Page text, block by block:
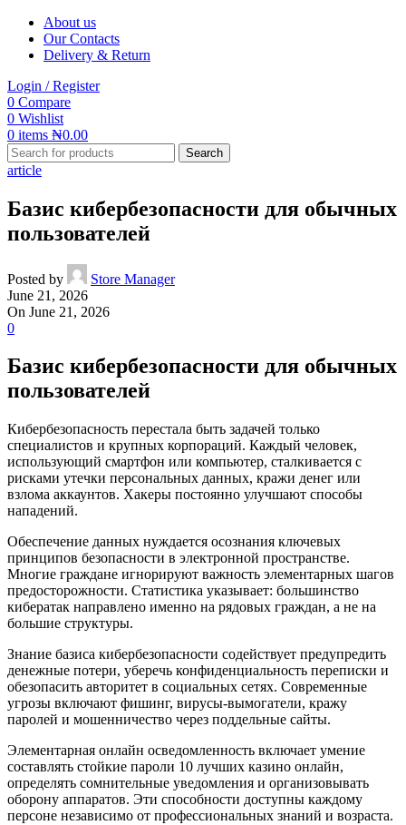
About us
Our Contacts
Delivery & Return
Login / Register
0 Compare
0 Wishlist
0 items ₦0.00
Search
article
Базис кибербезопасности для обычных
пользователей
Posted by
Store Manager
June 21, 2026
On June 21, 2026
0
Базис кибербезопасности для обычных
пользователей
Кибербезопасность перестала быть задачей только
специалистов и крупных корпораций. Каждый человек,
использующий смартфон или компьютер, сталкивается с
рисками утечки персональных данных, кражи денег или
взлома аккаунтов. Хакеры постоянно улучшают способы
нападений.
Обеспечение данных нуждается осознания ключевых
принципов безопасности в электронной пространстве.
Многие граждане игнорируют важность элементарных шагов
предосторожности. Статистика указывает: большинство
кибератак направлено именно на рядовых граждан, а не на
большие структуры.
Знание базиса кибербезопасности содействует предупредить
денежные потери, уберечь конфиденциальность переписки и
обезопасить авторитет в социальных сетях. Современные
угрозы включают фишинг, вирусы-вымогатели, кражу
паролей и мошенничество через поддельные сайты.
Элементарная онлайн осведомленность включает умение
составлять стойкие пароли 10 лучших казино онлайн,
определять сомнительные уведомления и организовывать
оборону аппаратов. Эти способности доступны каждому
персоне независимо от профессиональных знаний и возраста.